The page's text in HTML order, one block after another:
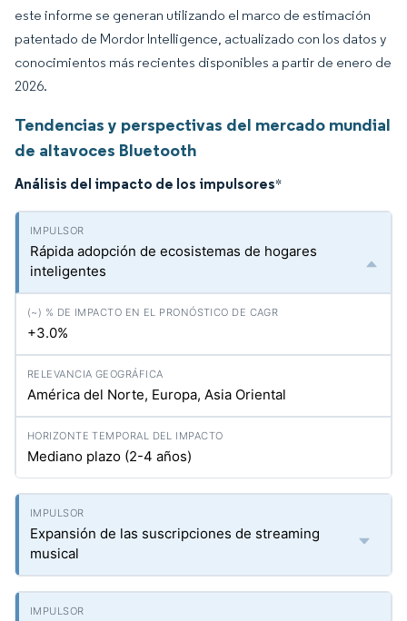
este informe se generan utilizando el marco de estimación
patentado de Mordor Intelligence, actualizado con los datos y
conocimientos más recientes disponibles a partir de enero de
2026.
Tendencias y perspectivas del mercado mundial
de altavoces Bluetooth
Análisis del impacto de los impulsores*
Rápida adopción de ecosistemas de hogares
inteligentes
+3.0%
América del Norte, Europa, Asia Oriental
Mediano plazo (2-4 años)
Expansión de las suscripciones de streaming
musical